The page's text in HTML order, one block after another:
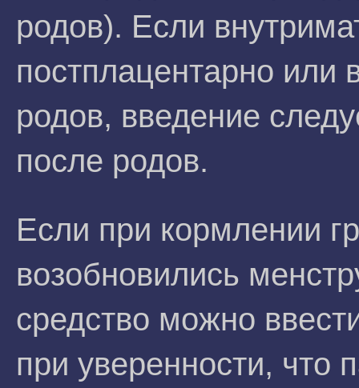
родов). Если
постплацентарно или
родов, введение
после родов.
Если при кормлении
возобновились
средство можно
при уверенности, что